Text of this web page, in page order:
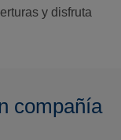
y disfruta
compañía